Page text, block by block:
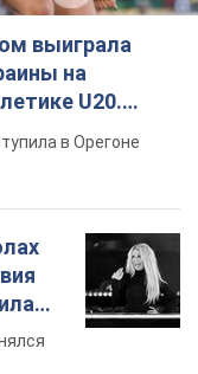
выиграла
на
U20.
в Орегоне